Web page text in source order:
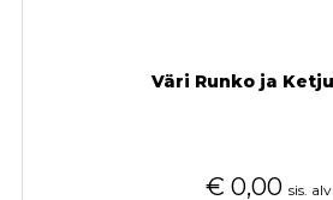
Väri Runko ja
€ 0,00 sis. alv